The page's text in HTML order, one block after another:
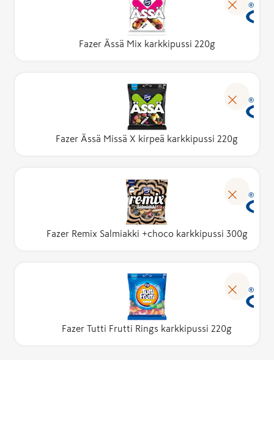
Fazer Ässä Mix karkkipussi 220g
Fazer Ässä Missä X kirpeä karkkipussi 220g
Fazer Remix Salmiakki +choco karkkipussi 300g
Fazer Tutti Frutti Rings karkkipussi 220g